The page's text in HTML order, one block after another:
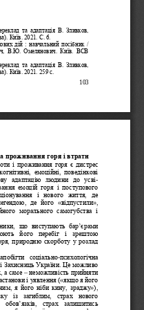
103
та  адаптація  В.  Зливков,
Київ. 2021. С. 6.
дій : навчальний посібник /
В.Ю.  Омелянович.  Київ.  ВСВ
лад  та  адаптація  В.  Зливков,
Київ. 2021. 259 с.
проживання горя і втрати
і проживання горя є дистрес
емоційні,  поведінкові
адаптацію  людини  до  усві
емоцій  горя  і  поступового
і  нового  життя,  де
де  його  «відпустили»,
морального  самогубства  і
що  виступають  бар’єрами
його  перебіг  і  зрештою
природню скорботу у розлад
соціально- психологічна
і Захисниць України. Це можливо
а саме
неможливість прийняти
і уявлення («якщо я його
я  його  ніби  кину,  зраджу»),
із  загиблим,  страх  нового
страх  залишитись